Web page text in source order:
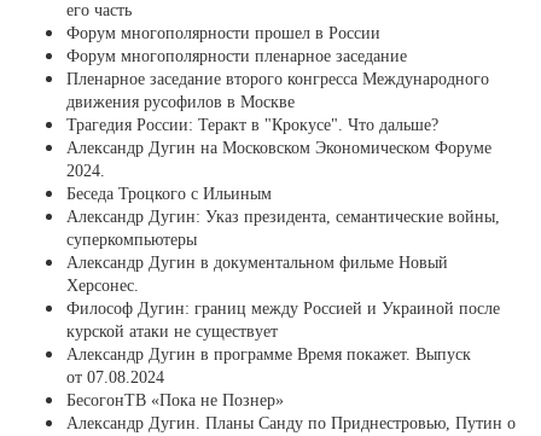
его часть
Форум многополярности прошел в России
Форум многополярности пленарное заседание
Пленарное заседание второго конгресса Международного
движения русофилов в Москве
Трагедия России: Теракт в "Крокусе". Что дальше?
Александр Дугин на Московском Экономическом Форуме
2024.
Беседа Троцкого с Ильиным
Александр Дугин: Указ президента, семантические войны,
суперкомпьютеры
Александр Дугин в документальном фильме Новый
Херсонес.
Философ Дугин: границ между Россией и Украиной после
курской атаки не существует
Александр Дугин в программе Время покажет. Выпуск
от 07.08.2024
БесогонТВ «Пока не Познер»
Александр Дугин. Планы Санду по Приднестровью, Путин о